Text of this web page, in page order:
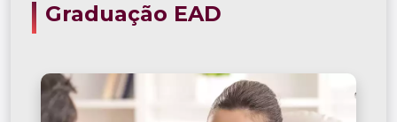
Graduação EAD